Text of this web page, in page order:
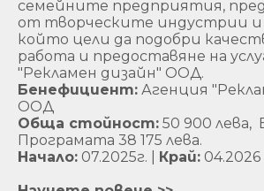
семейните предприятия,
от творческите индустрии и
който цели да подобри
работа и предоставяне на
"Рекламен дизайн" ООД.
Бенефициент: Агенция
ООД
Обща стойност: 50 900 лева,
Програмата 38 175 лева.
Начало: 07.2025г. | Край: 04.2026